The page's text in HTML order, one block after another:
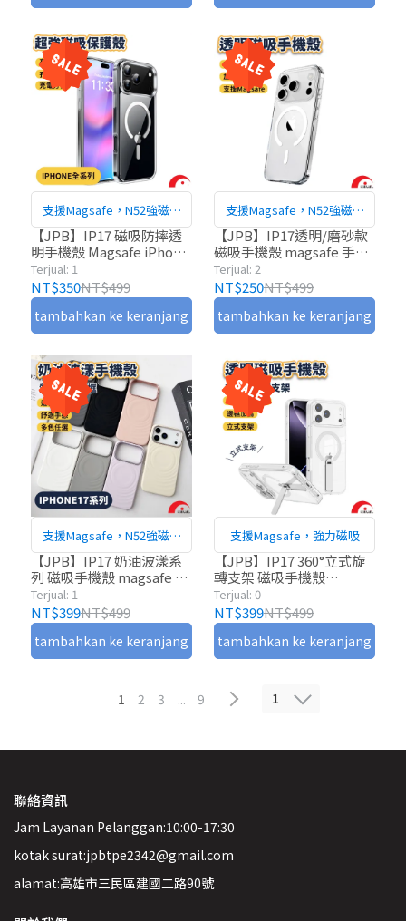
支援Magsafe，N52強磁吸
附
【JPB】IP17 磁吸防摔透
明手機殼 Magsafe iPhone
17/16/15/14/13 磁吸殼 保
護殼 i17
Terjual: 1
NT$350NT$499
tambahkan ke keranjang
支援Magsafe，N52強磁吸
附
【JPB】IP17透明/磨砂款
磁吸手機殼 magsafe 手機
殼 保護殼 IP17
Terjual: 2
NT$250NT$499
tambahkan ke keranjang
支援Magsafe，N52強磁吸
附
【JPB】IP17 奶油波漾系
列 磁吸手機殼 magsafe 手
機殼 保護殼 IP17
Terjual: 1
NT$399NT$499
tambahkan ke keranjang
支援Magsafe，強力磁吸
【JPB】IP17 360°立式旋
轉支架 磁吸手機殼
magsafe 手機殼 保護殼 支
架 支架手機殼
Terjual: 0
NT$399NT$499
tambahkan ke keranjang
1 2 3 ... 9 1
聯絡資訊
Jam Layanan Pelanggan:10:00-17:30
kotak surat:jpbtpe2342@gmail.com
alamat:高雄市三民區建國二路90號